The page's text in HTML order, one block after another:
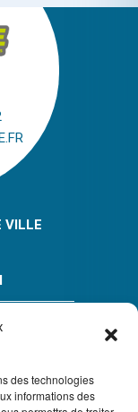
des technologies
informations des
VILLE
:
LE 3X ET 4X.